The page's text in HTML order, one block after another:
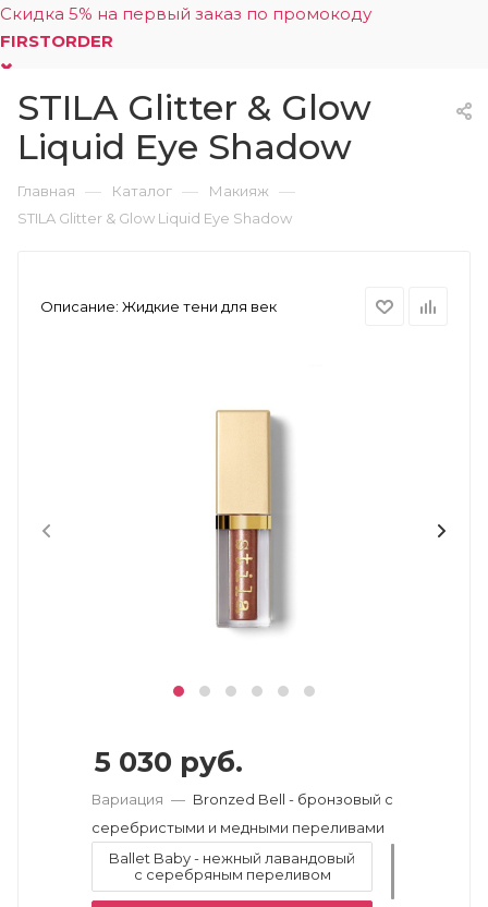
Скидка 5% на первый заказ по промокоду
FIRSTORDER
0
STILA Glitter & Glow
Liquid Eye Shadow
Главная — Каталог — Макияж —
STILA Glitter & Glow Liquid Eye Shadow
Описание: Жидкие тени для век
5 030 руб.
Вариация — Bronzed Bell - бронзовый с
серебристыми и медными переливами
Ballet Baby - нежный лавандовый
с серебряным переливом